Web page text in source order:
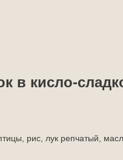
в кисло-
рис, лук репчатый,